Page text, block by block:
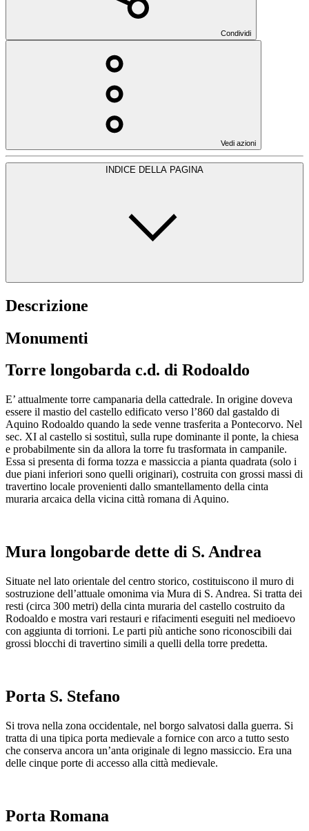
Condividi
Vedi azioni
INDICE DELLA PAGINA
Descrizione
Monumenti
Torre longobarda c.d. di Rodoaldo
E’ attualmente torre campanaria della cattedrale. In origine doveva
essere il mastio del castello edificato verso l’860 dal gastaldo di
Aquino Rodoaldo quando la sede venne trasferita a Pontecorvo. Nel
sec. XI al castello si sostituì, sulla rupe dominante il ponte, la chiesa
e probabilmente sin da allora la torre fu trasformata in campanile.
Essa si presenta di forma tozza e massiccia a pianta quadrata (solo i
due piani inferiori sono quelli originari), costruita con grossi massi di
travertino locale provenienti dallo smantellamento della cinta
muraria arcaica della vicina città romana di Aquino.
Mura longobarde dette di S. Andrea
Situate nel lato orientale del centro storico, costituiscono il muro di
sostruzione dell’attuale omonima via Mura di S. Andrea. Si tratta dei
resti (circa 300 metri) della cinta muraria del castello costruito da
Rodoaldo e mostra vari restauri e rifacimenti eseguiti nel medioevo
con aggiunta di torrioni. Le parti più antiche sono riconoscibili dai
grossi blocchi di travertino simili a quelli della torre predetta.
Porta S. Stefano
Si trova nella zona occidentale, nel borgo salvatosi dalla guerra. Si
tratta di una tipica porta medievale a fornice con arco a tutto sesto
che conserva ancora un’anta originale di legno massiccio. Era una
delle cinque porte di accesso alla città medievale.
Porta Romana